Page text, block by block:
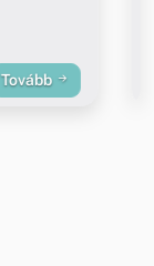
Tovább